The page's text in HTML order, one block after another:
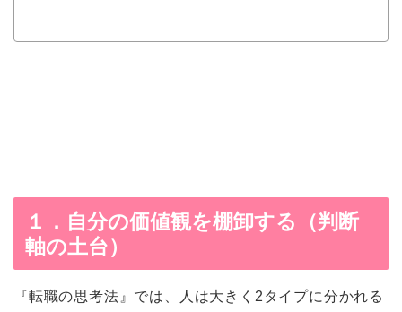
１．自分の価値観を棚卸する（判断
軸の土台）
『転職の思考法』では、人は大きく2タイプに分かれる